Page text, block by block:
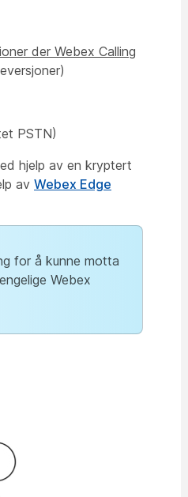
der Webex Calling
PSTN)
hjelp av en kryptert
av Webex Edge
for å kunne motta
Webex